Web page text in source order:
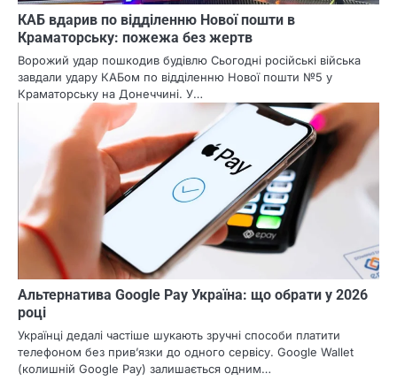
КАБ вдарив по відділенню Нової пошти в
Краматорську: пожежа без жертв
Ворожий удар пошкодив будівлю Сьогодні російські війська
завдали удару КАБом по відділенню Нової пошти №5 у
Краматорську на Донеччині. У…
Альтернатива Google Pay Україна: що обрати у 2026
році
Українці дедалі частіше шукають зручні способи платити
телефоном без прив’язки до одного сервісу. Google Wallet
(колишній Google Pay) залишається одним…